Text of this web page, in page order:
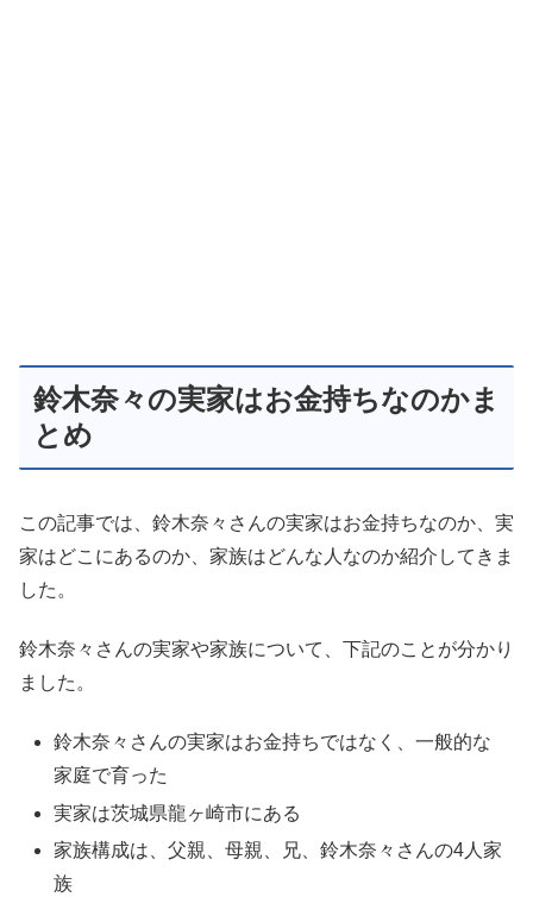
鈴木奈々の実家はお金持ちなのかま
とめ
この記事では、鈴木奈々さんの実家はお金持ちなのか、実
家はどこにあるのか、家族はどんな人なのか紹介してきま
した。
鈴木奈々さんの実家や家族について、下記のことが分かり
ました。
鈴木奈々さんの実家はお金持ちではなく、一般的な
家庭で育った
実家は茨城県龍ヶ崎市にある
家族構成は、父親、母親、兄、鈴木奈々さんの4人家
族